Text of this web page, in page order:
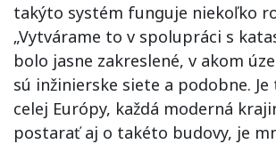
takýto systém funguje niekoľko
„Vytvárame to v spolupráci s
bolo jasne zakreslené, v akom
sú inžinierske siete a podobne.
celej Európy, každá moderná
postarať aj o takéto budovy, je